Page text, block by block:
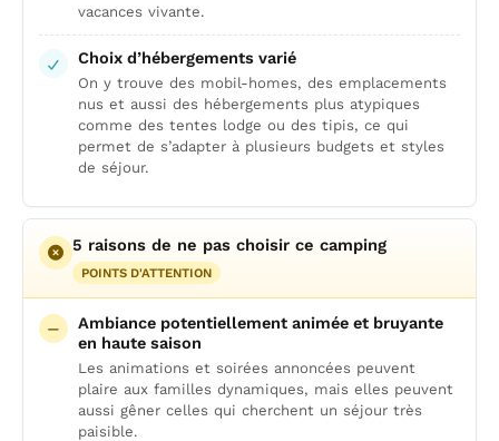
vacances vivante.
Choix d’hébergements varié
On y trouve des mobil-homes, des emplacements
nus et aussi des hébergements plus atypiques
comme des tentes lodge ou des tipis, ce qui
permet de s’adapter à plusieurs budgets et styles
de séjour.
5 raisons de ne pas choisir ce camping
POINTS D'ATTENTION
Ambiance potentiellement animée et bruyante
en haute saison
Les animations et soirées annoncées peuvent
plaire aux familles dynamiques, mais elles peuvent
aussi gêner celles qui cherchent un séjour très
paisible.